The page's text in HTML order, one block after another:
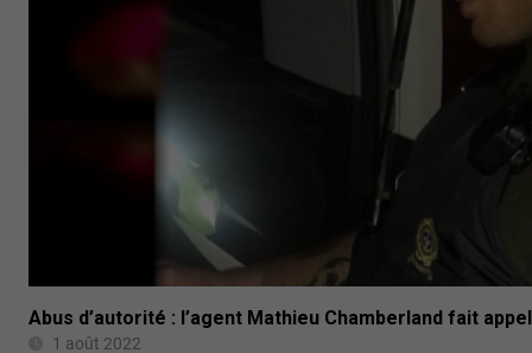
Abus d’autorité : l’agent Mathieu Chamberland fait
1 août 2022